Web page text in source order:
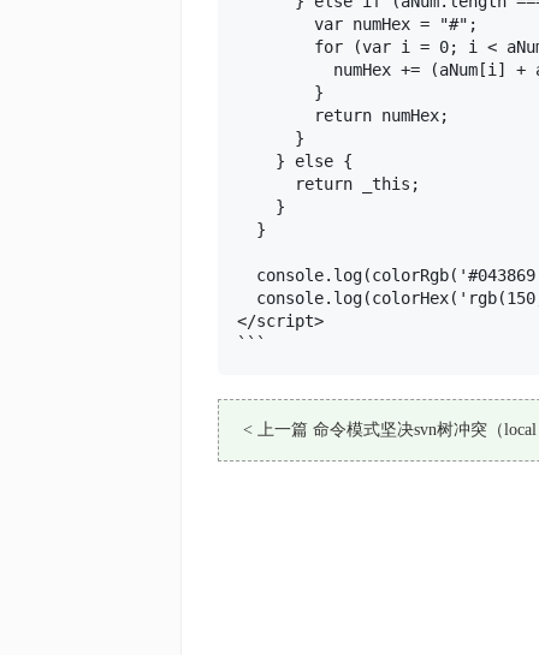
        var numHex = "#";
for (var i = 0; i <
numHex += (aNum[i] +
        }
        return numHex;
      }
    } else {
      return _this;
    }
  }
</script>
```
< 上一篇 命令模式坚决svn树冲突（local